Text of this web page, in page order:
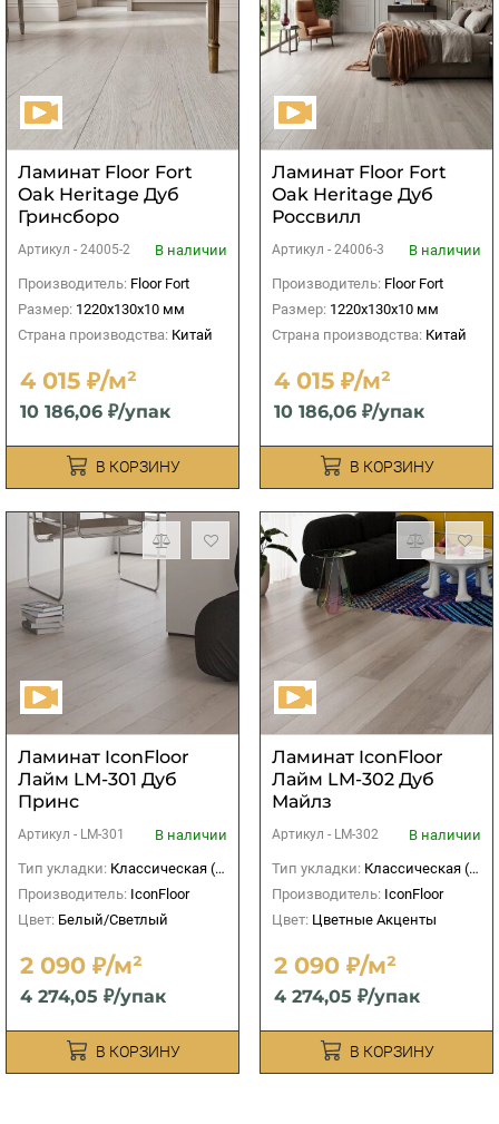
Ламинат Floor Fort
Oak Heritage Дуб
Гринсборо
Артикул - 24005-2
В наличии
Производитель: Floor Fort
Размер: 1220х130х10 мм
Страна производства: Китай
4 015 ₽/м²
10 186,06 ₽/упак
В КОРЗИНУ
Ламинат Floor Fort
Oak Heritage Дуб
Россвилл
Артикул - 24006-3
В наличии
Производитель: Floor Fort
Размер: 1220х130х10 мм
Страна производства: Китай
4 015 ₽/м²
10 186,06 ₽/упак
В КОРЗИНУ
Ламинат IconFloor
Лайм LM-301 Дуб
Принс
Артикул - LM-301
В наличии
Тип укладки: Классическая (прямая)
Производитель: IconFloor
Цвет: Белый/Светлый
2 090 ₽/м²
4 274,05 ₽/упак
В КОРЗИНУ
Ламинат IconFloor
Лайм LM-302 Дуб
Майлз
Артикул - LM-302
В наличии
Тип укладки: Классическая (прямая)
Производитель: IconFloor
Цвет: Цветные Акценты
2 090 ₽/м²
4 274,05 ₽/упак
В КОРЗИНУ